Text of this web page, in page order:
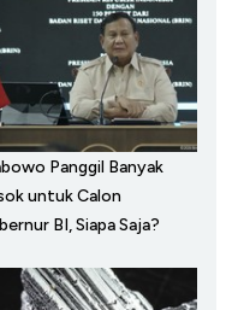
Panggil Banyak
untuk Calon
BI, Siapa Saja?